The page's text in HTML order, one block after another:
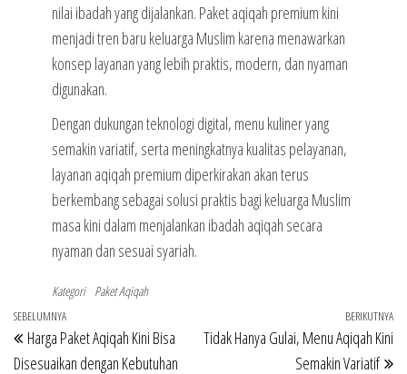
nilai ibadah yang dijalankan. Paket aqiqah premium kini
menjadi tren baru keluarga Muslim karena menawarkan
konsep layanan yang lebih praktis, modern, dan nyaman
digunakan.
Dengan dukungan teknologi digital, menu kuliner yang
semakin variatif, serta meningkatnya kualitas pelayanan,
layanan aqiqah premium diperkirakan akan terus
berkembang sebagai solusi praktis bagi keluarga Muslim
masa kini dalam menjalankan ibadah aqiqah secara
nyaman dan sesuai syariah.
Kategori Paket Aqiqah
Navigasi
pos
Pos
Sebelumnya
SEBELUMNYA
Harga Paket Aqiqah Kini Bisa
Disesuaikan dengan Kebutuhan
BERIKUTNYA
Tidak Hanya Gulai, Menu Aqiqah Kini
Semakin Variatif